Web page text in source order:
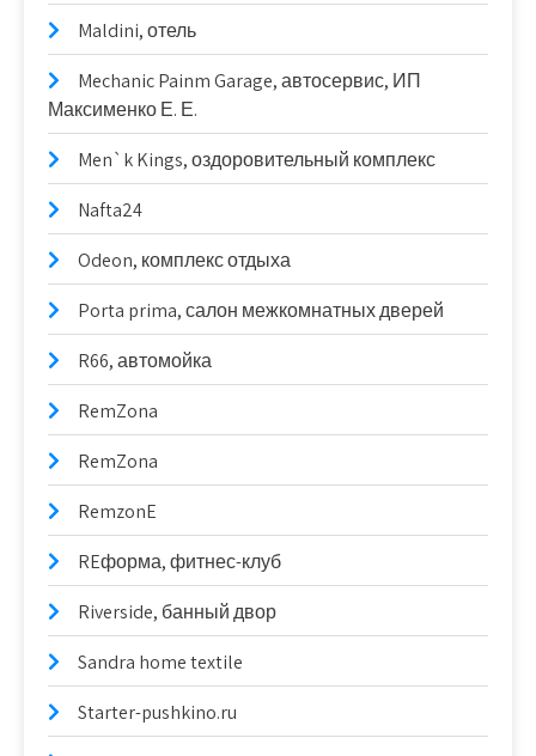
Maldini, отель
Mechanic Painm Garage, автосервис, ИП
Максименко Е. Е.
Men`k Kings, оздоровительный комплекс
Nafta24
Odeon, комплекс отдыха
Porta prima, салон межкомнатных дверей
R66, автомойка
RemZona
RemZona
RemzonE
REформа, фитнес-клуб
Riverside, банный двор
Sandra home textile
Starter-pushkino.ru